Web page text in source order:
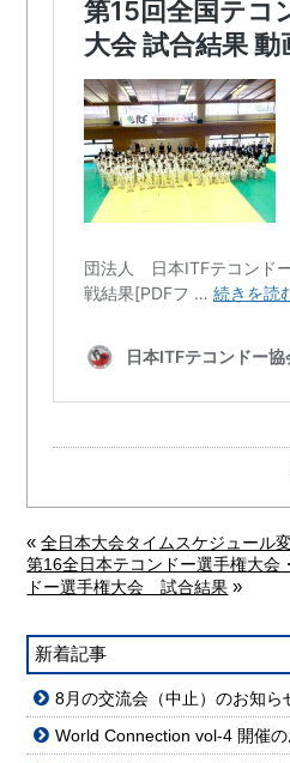
«全日本大会タイムスケジュール
第16全日本テコンドー選手権大会
ドー選手権大会 試合結果 »
新着記事
8月の交流会（中止）のお知ら
World Connection vol-4 開催